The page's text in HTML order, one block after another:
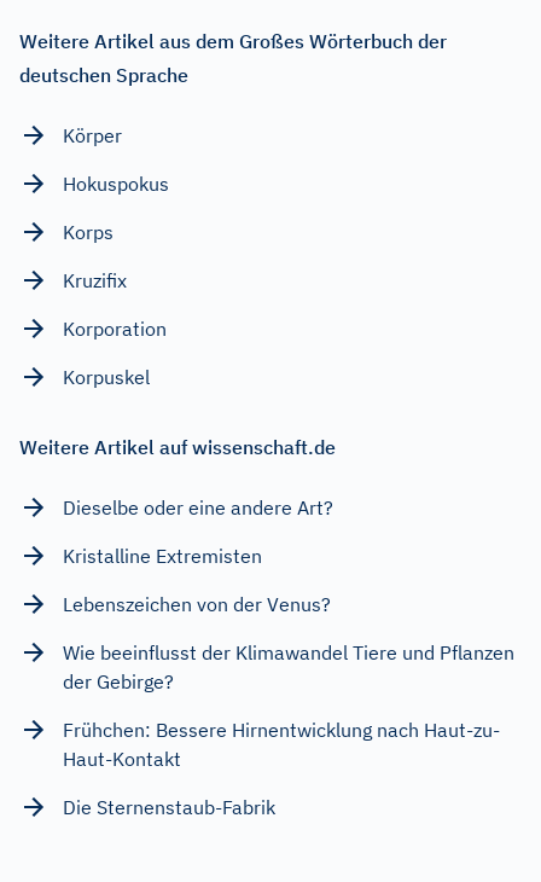
Weitere Artikel aus dem Großes Wörterbuch der
deutschen Sprache
Körper
Hokuspokus
Korps
Kruzifix
Korporation
Korpuskel
Weitere Artikel auf wissenschaft.de
Dieselbe oder eine andere Art?
Kristalline Extremisten
Lebenszeichen von der Venus?
Wie beeinflusst der Klimawandel Tiere und Pflanzen
der Gebirge?
Frühchen: Bessere Hirnentwicklung nach Haut-zu-
Haut-Kontakt
Die Sternenstaub-Fabrik